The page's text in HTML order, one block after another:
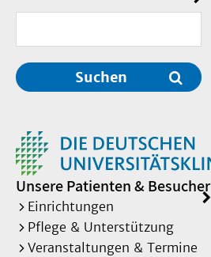
Suchen
Unsere Patienten & Besucher
Einrichtungen
Pflege & Unterstützung
Veranstaltungen & Termine